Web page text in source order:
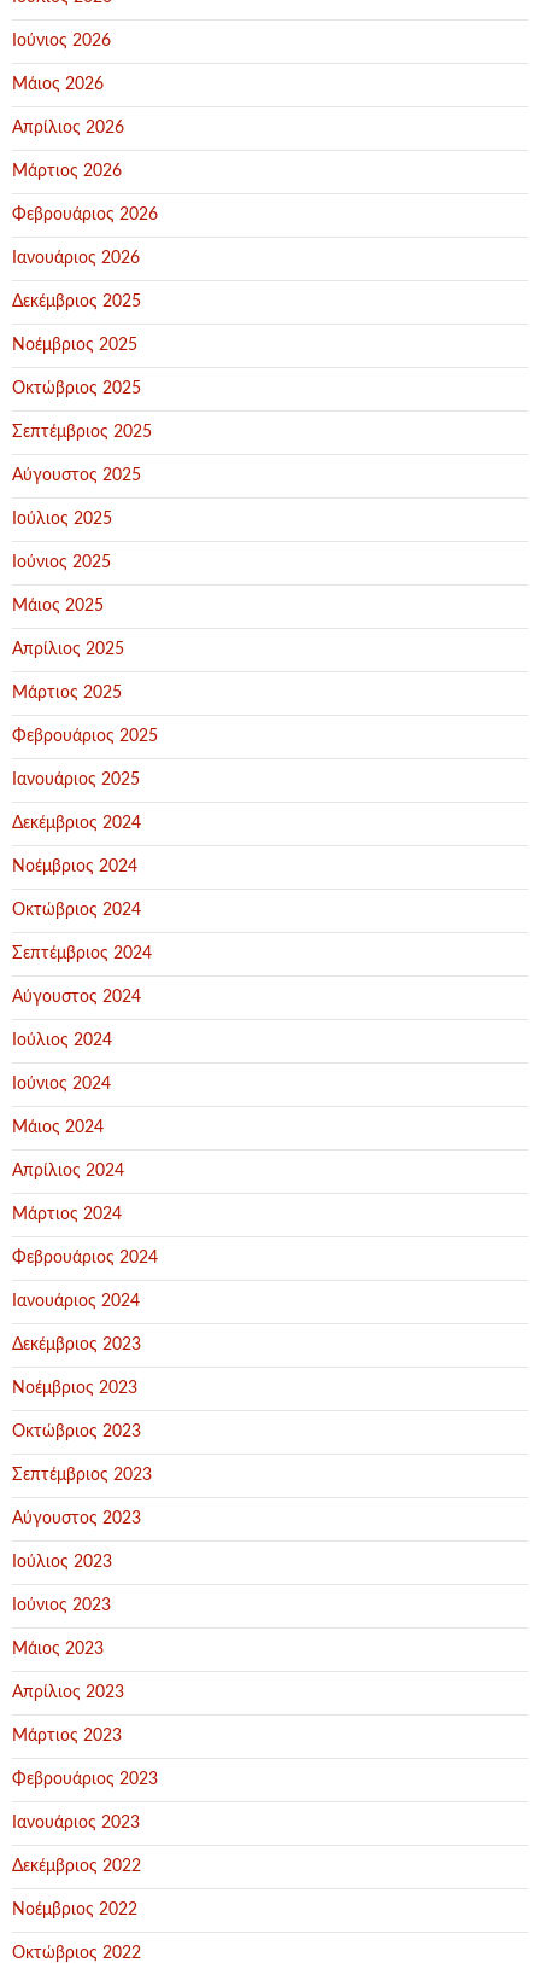
Ιούνιος 2026
Μάιος 2026
Απρίλιος 2026
Μάρτιος 2026
Φεβρουάριος 2026
Ιανουάριος 2026
Δεκέμβριος 2025
Νοέμβριος 2025
Οκτώβριος 2025
Σεπτέμβριος 2025
Αύγουστος 2025
Ιούλιος 2025
Ιούνιος 2025
Μάιος 2025
Απρίλιος 2025
Μάρτιος 2025
Φεβρουάριος 2025
Ιανουάριος 2025
Δεκέμβριος 2024
Νοέμβριος 2024
Οκτώβριος 2024
Σεπτέμβριος 2024
Αύγουστος 2024
Ιούλιος 2024
Ιούνιος 2024
Μάιος 2024
Απρίλιος 2024
Μάρτιος 2024
Φεβρουάριος 2024
Ιανουάριος 2024
Δεκέμβριος 2023
Νοέμβριος 2023
Οκτώβριος 2023
Σεπτέμβριος 2023
Αύγουστος 2023
Ιούλιος 2023
Ιούνιος 2023
Μάιος 2023
Απρίλιος 2023
Μάρτιος 2023
Φεβρουάριος 2023
Ιανουάριος 2023
Δεκέμβριος 2022
Νοέμβριος 2022
Οκτώβριος 2022